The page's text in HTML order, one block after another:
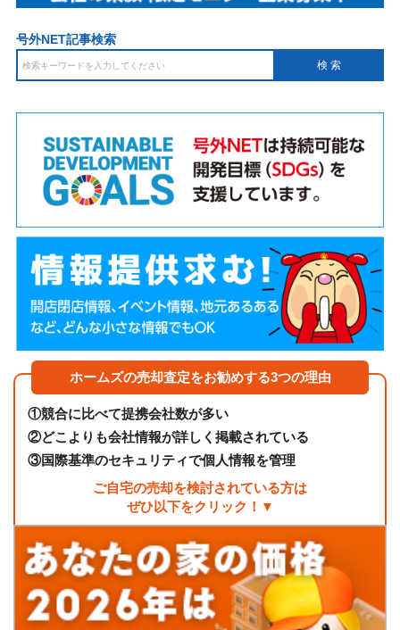
号外NET記事検索
ホームズの売却査定をお勧めする3つの理由
①競合に比べて提携会社数が多い
②どこよりも会社情報が詳しく掲載されている
③国際基準のセキュリティで個人情報を管理
ご自宅の売却を検討されている方は
ぜひ以下をクリック！▼